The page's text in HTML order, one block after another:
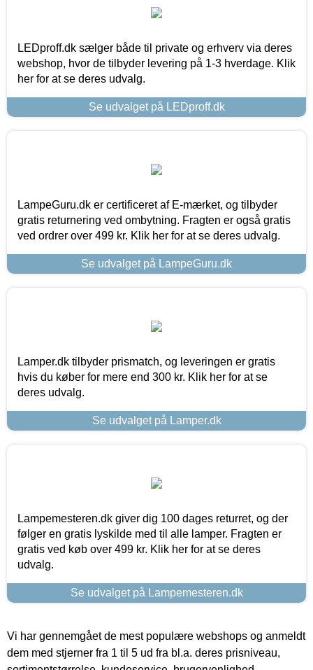
LEDproff.dk sælger både til private og erhverv via deres
webshop, hvor de tilbyder levering på 1-3 hverdage. Klik
her for at se deres udvalg.
Se udvalget på LEDproff.dk
LampeGuru.dk er certificeret af E-mærket, og tilbyder
gratis returnering ved ombytning. Fragten er også gratis
ved ordrer over 499 kr. Klik her for at se deres udvalg.
Se udvalget på LampeGuru.dk
Lamper.dk tilbyder prismatch, og leveringen er gratis
hvis du køber for mere end 300 kr. Klik her for at se
deres udvalg.
Se udvalget på Lamper.dk
Lampemesteren.dk giver dig 100 dages returret, og der
følger en gratis lyskilde med til alle lamper. Fragten er
gratis ved køb over 499 kr. Klik her for at se deres
udvalg.
Se udvalget på Lampemesteren.dk
Vi har gennemgået de mest populære webshops og anmeldt
dem med stjerner fra 1 til 5 ud fra bl.a. deres prisniveau,